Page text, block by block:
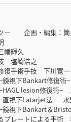
— 企画・編集：筒
輝久
塩崎浩之
復手術手技 下川寛一
視下Bankart修復
lesion修復術−
視下Latarjet法− 水
視下Bankart＆
プレートによる手